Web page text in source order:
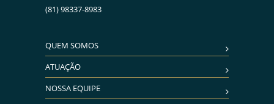
(81) 98337-8983
QUEM SOMOS
ATUAÇÃO
NOSSA EQUIPE